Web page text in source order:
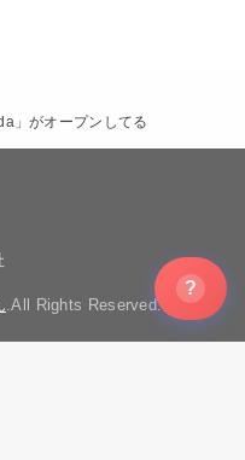
」がオープンしてる
.All Rights Reserved.
?